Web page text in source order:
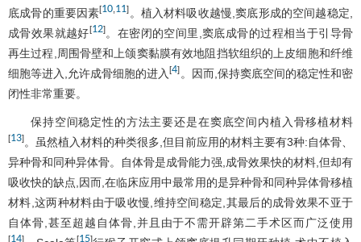
底成骨的重要因素[10,11] 。植入材料吸收越慢,窦底形成的空间越稳定,
成骨效果就越好[12]。在密闭的空间里,窦底成骨的过程相当于引导骨
再生过程,周围骨壁和上颌窦黏膜有效地阻挡软组织的上皮细胞和纤维
细胞等进入,允许成骨细胞的进入[4] 。因而,保持窦底空间的稳定性和密
闭性非常重要。
保持空间稳定性的方法主要还是在窦底空间内植入骨移植材料
[13] 。虽然植入材料的种类很多,但目前应用的材料主要有3种:自体骨、
异种骨和同种异体骨。自体骨是成骨能力强,成骨效果快的材料,但却有
吸收快的缺点,因而,在临床应用中最常用的是异种骨和同种异体骨移植
材料,这两种材料由于吸收慢,维持空间稳定,其最后的成骨效果不亚于
自体骨,甚至超越自体骨,并且由于不需开辟第二手术区而广泛使用
[14] [15]